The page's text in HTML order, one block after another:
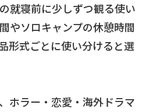
就寝前に少しずつ観る使い
やソロキャンプの休憩時間
形式ごとに使い分けると選
ホラー・恋愛・海外ドラマ